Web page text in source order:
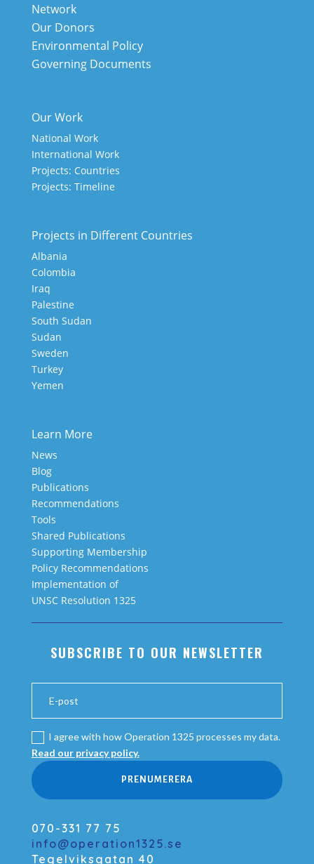
Network
Our Donors
Environmental Policy
Governing Documents
Our Work
National Work
International Work
Projects: Countries
Projects: Timeline
Projects in Different Countries
Albania
Colombia
Iraq
Palestine
South Sudan
Sudan
Sweden
Turkey
Yemen
Learn More
News
Blog
Publications
Recommendations
Tools
Shared Publications
Supporting Membership
Policy Recommendations
Implementation of
UNSC Resolution 1325
SUBSCRIBE TO OUR NEWSLETTER
I agree with how Operation 1325 processes my data.
Read our privacy policy.
PRENUMERERA
070-331 77 75
info@operation1325.se
Tegelviksgatan 40